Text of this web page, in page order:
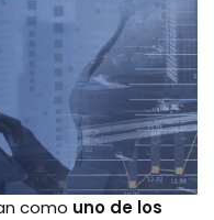
como uno de los